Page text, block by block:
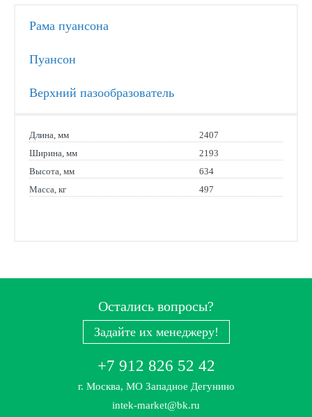
Рама пуансона
Пуансон
Верхний пазообразователь
Длина, мм
2407
Ширина, мм
2193
Высота, мм
634
Масса, кг
497
Остались вопросы?
Задайте их менеджеру!
+7 912 826 52 42
г. Москва, МО Западное Дегунино
intek-market@bk.ru